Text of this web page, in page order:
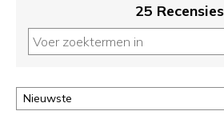
deze
of
door
25 Recensies